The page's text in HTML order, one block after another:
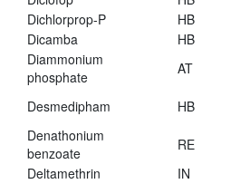
Dichlorprop-P
HB
Dicamba
HB
Diammonium
phosphate
AT
Desmedipham HB
Denathonium
benzoate
RE
Deltamethrin
IN